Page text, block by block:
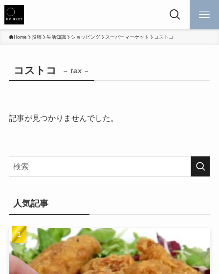
Home 投稿 生活知識 ショッピング スーパーマーケット コストコ
コストコ – tax –
記事が見つかりませんでした。
人気記事